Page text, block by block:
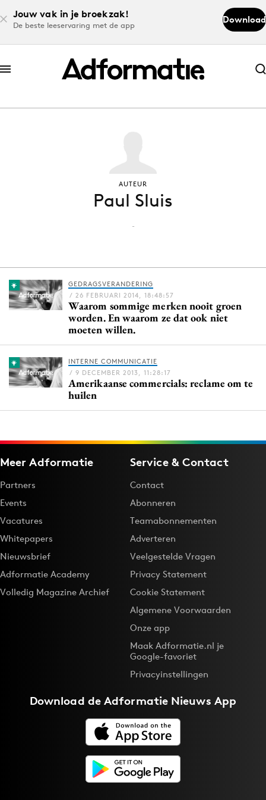
Jouw vak in je broekzak!
De beste leeservaring met de app
Download
Abonneer nu
Abonneer nu
Download de app
Volg het laatste nieuws via de Adformatie
Menu
9 sept: GenAI-training
12 nov: MarketingLive!
Adverteren
Events
Vacatures
Academy
Partners
Topics
Artificial Intelligence
Bureaus
Campagnes
Carriere
Contentmarketing
Diversiteit
Influencer marketing
Interne communicatie
AUTEUR
Paul Sluis
-
GEDRAGSVERANDERING
/ 26 FEBRUARI 2014, 18:48:57
Waarom sommige merken nooit groen
worden. En waarom ze dat ook niet
moeten willen.
INTERNE COMMUNICATIE
/ 9 DECEMBER 2013, 11:28:17
Amerikaanse commercials: reclame om te
huilen
Meer Adformatie
Partners
Events
Vacatures
Whitepapers
Nieuwsbrief
Adformatie Academy
Volledig Magazine Archief
Service & Contact
Contact
Abonneren
Teamabonnementen
Adverteren
Veelgestelde Vragen
Privacy Statement
Cookie Statement
Algemene Voorwaarden
Onze app
Maak Adformatie.nl je
Google-favoriet
Privacyinstellingen
Download deAdformatie Nieuws App